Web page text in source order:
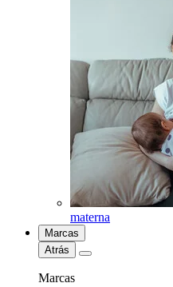
materna
Marcas
Atrás
Marcas